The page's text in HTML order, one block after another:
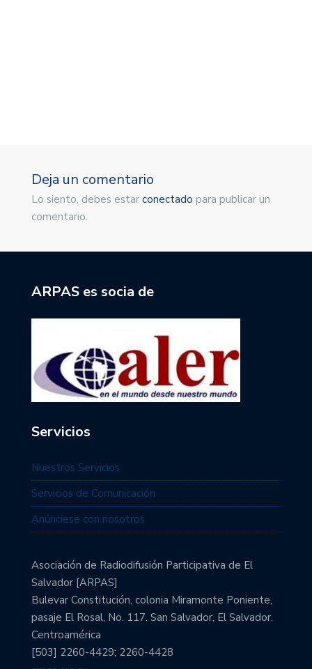
Deja un comentario
Lo siento, debes estar conectado para publicar un
comentario.
ARPAS es socia de
Servicios
Nuestros Servicios
Servicios de Comunicación
Anúnciese con nosotros
Asociación de Radiodifusión Participativa de El
Salvador [ARPAS]
Bulevar Constitución, colonia Miramonte Poniente,
pasaje El Rosal, No. 117. San Salvador, El Salvador.
Centroamérica
[503] 2260-4429; 2260-4428